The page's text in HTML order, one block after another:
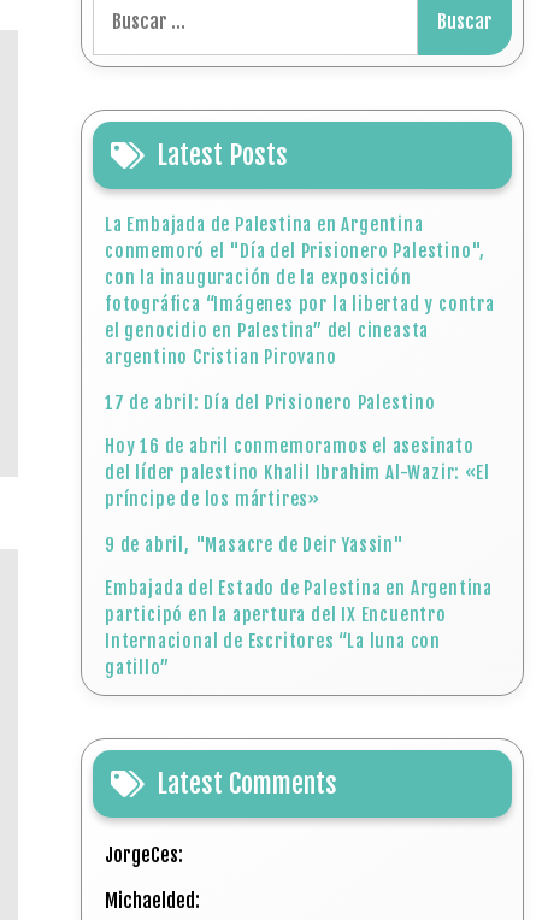
Latest Posts
La Embajada de Palestina en Argentina
conmemoró el "Día del Prisionero Palestino",
con la inauguración de la exposición
fotográfica “Imágenes por la libertad y contra
el genocidio en Palestina” del cineasta
argentino Cristian Pirovano
17 de abril: Día del Prisionero Palestino
Hoy 16 de abril conmemoramos el asesinato
del líder palestino Khalil Ibrahim Al-Wazir: «El
príncipe de los mártires»
9 de abril, "Masacre de Deir Yassin"
Embajada del Estado de Palestina en Argentina
participó en la apertura del IX Encuentro
Internacional de Escritores “La luna con
gatillo”
Latest Comments
JorgeCes:
Michaelded: